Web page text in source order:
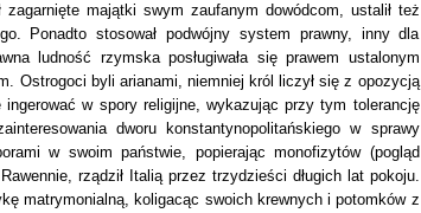
majątki swym zaufanym dowódcom, ustalił też
Ponadto stosował podwójny system prawny, inny dla
ludność rzymska posługiwała się prawem ustalonym
Ostrogoci byli arianami, niemniej król liczył się z opozycją
w spory religijne, wykazując przy tym tolerancję
dworu konstantynopolitańskiego w sprawy
w swoim państwie, popierając monofizytów (pogląd
rządził Italią przez trzydzieści długich lat pokoju.
matrymonialną, koligacąc swoich krewnych i potomków z